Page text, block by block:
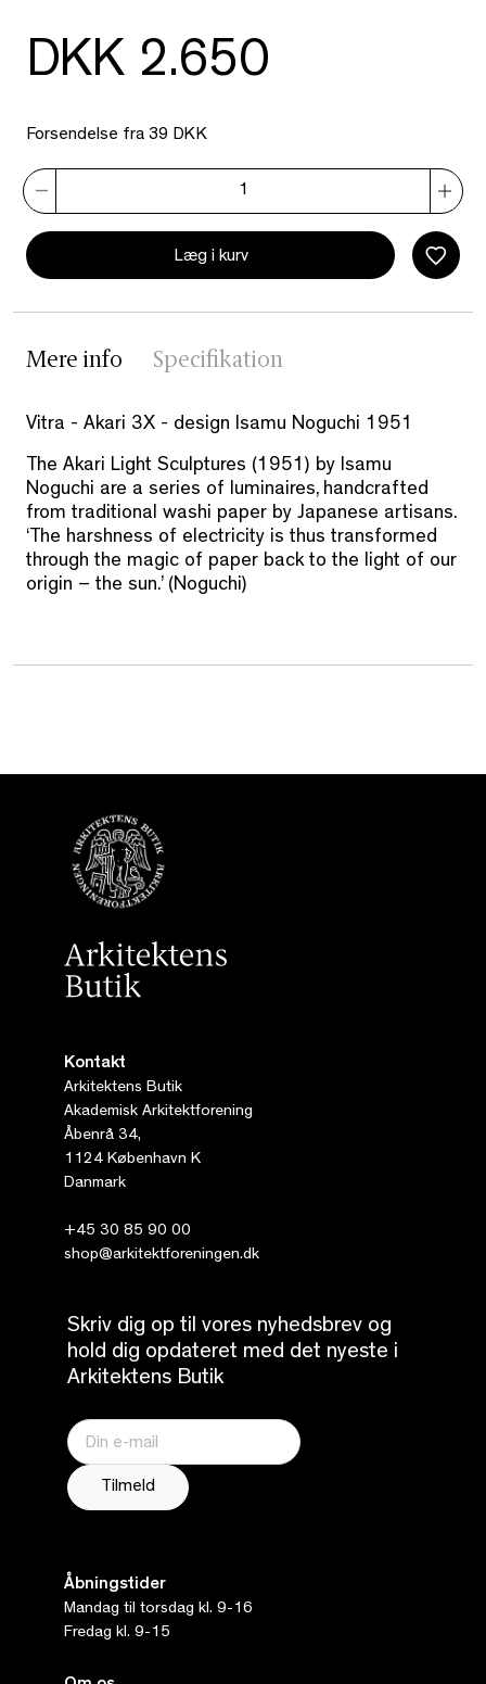
DKK 2.650
Forsendelse fra 39 DKK
Læg i kurv
Mere info Specifikation
Vitra - Akari 3X - design Isamu Noguchi 1951
The Akari Light Sculptures (1951) by Isamu
Noguchi are a series of luminaires, handcrafted
from traditional washi paper by Japanese artisans.
‘The harshness of electricity is thus transformed
through the magic of paper back to the light of our
origin – the sun.’ (Noguchi)
Kontakt
Arkitektens Butik
Akademisk Arkitektforening
Åbenrå 34,
1124 København K
Danmark
+45 30 85 90 00
shop@arkitektforeningen.dk
Skriv dig op til vores nyhedsbrev og
hold dig opdateret med det nyeste i
Arkitektens Butik
Åbningstider
Mandag til torsdag kl. 9-16
Fredag kl. 9-15